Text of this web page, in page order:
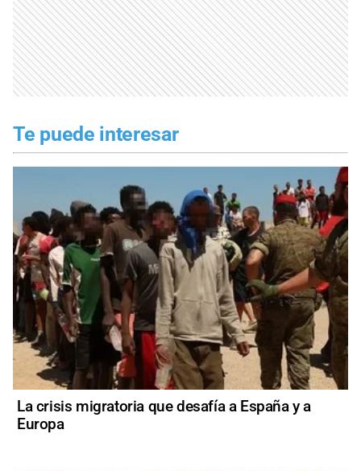
Te puede interesar
La crisis migratoria que desafía a España y a
Europa